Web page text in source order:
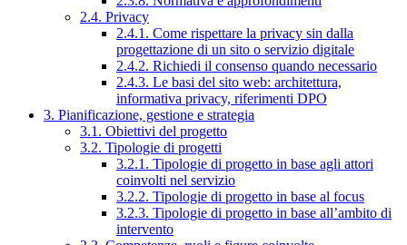
2.4. Privacy
2.4.1. Come rispettare la privacy sin dalla
progettazione di un sito o servizio digitale
2.4.2. Richiedi il consenso quando necessario
2.4.3. Le basi del sito web: architettura,
informativa privacy, riferimenti DPO
3. Pianificazione, gestione e strategia
3.1. Obiettivi del progetto
3.2. Tipologie di progetti
3.2.1. Tipologie di progetto in base agli attori
coinvolti nel servizio
3.2.2. Tipologie di progetto in base al focus
3.2.3. Tipologie di progetto in base all’ambito di
intervento